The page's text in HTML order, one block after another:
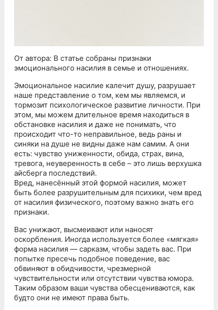
От автора: В статье собраны признаки
эмоционального насилия в семье и отношениях.
Эмоциональное насилие калечит душу, разрушает
наше представление о том, кем мы являемся, и
тормозит психологическое развитие личности. При
этом, мы можем длительное время находиться в
обстановке насилия и даже не понимать, что
происходит что-то неправильное, ведь раны и
синяки на душе не видны даже нам самим. А они
есть: чувство униженности, обида, страх, вина,
тревога, неуверенность в себе – это лишь верхушка
айсберга последствий.
Вред, нанесённый этой формой насилия, может
быть более разрушительным для психики, чем вред
от насилия физического, поэтому важно знать его
признаки.
Вас унижают, высмеивают или наносят
оскорбления. Иногда используется более «мягкая»
форма насилия — сарказм, чтобы задеть вас. При
попытке пресечь подобное поведение, вас
обвиняют в обидчивости, чрезмерной
чувствительности или отсутствии чувства юмора.
Таким образом ваши чувства обесцениваются, как
будто они не имеют права быть.